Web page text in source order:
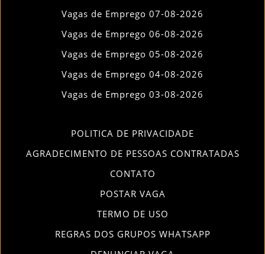
Vagas de Emprego 07-08-2026
Vagas de Emprego 06-08-2026
Vagas de Emprego 05-08-2026
Vagas de Emprego 04-08-2026
Vagas de Emprego 03-08-2026
POLITICA DE PRIVACIDADE
AGRADECIMENTO DE PESSOAS CONTRATADAS
CONTATO
POSTAR VAGA
TERMO DE USO
REGRAS DOS GRUPOS WHATSAPP